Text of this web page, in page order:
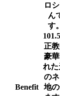
Benefit
ロ
ん
す
正
豪
れた
の
地